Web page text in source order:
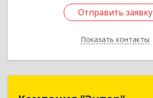
Отправить заявку
Показать контакты
Отправить заявку
Назад